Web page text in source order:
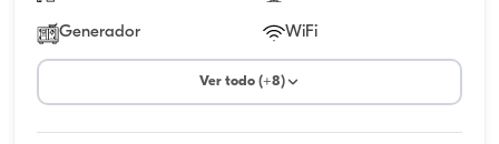
Generador WiFi
Ver todo (+8)